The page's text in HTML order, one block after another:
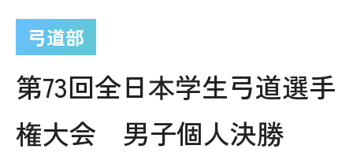
弓道部
第73回全日本学生弓道選手
権大会 男子個人決勝